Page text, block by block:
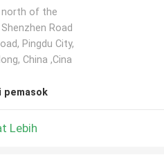
north of the
Road
Pingdu City,
China ,Cina
pemasok
Lebih